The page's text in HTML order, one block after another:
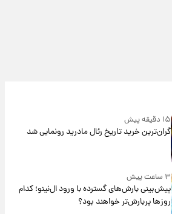
۱۵ دقیقه پیش
گران‌ترین خرید تاریخ رئال مادرید رونمایی شد
۳ ساعت پیش
پیش‌بینی بارش‌های گسترده با ورود ال‌نینو؛ کدام
روزها پربارش‌تر خواهند بود؟